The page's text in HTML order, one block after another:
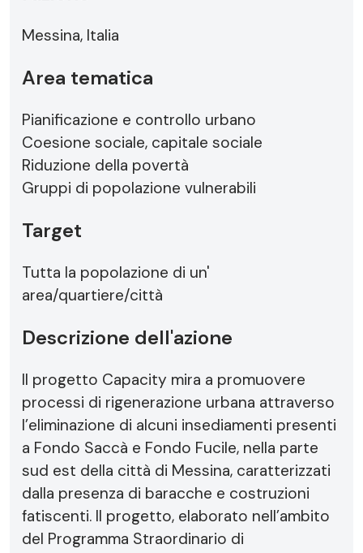
Messina, Italia
Area tematica
Pianificazione e controllo urbano
Coesione sociale, capitale sociale
Riduzione della povertà
Gruppi di popolazione vulnerabili
Target
Tutta la popolazione di un'
area/quartiere/città
Descrizione dell'azione
Il progetto Capacity mira a promuovere
processi di rigenerazione urbana attraverso
l’eliminazione di alcuni insediamenti presenti
a Fondo Saccà e Fondo Fucile, nella parte
sud est della città di Messina, caratterizzati
dalla presenza di baracche e costruzioni
fatiscenti. Il progetto, elaborato nell’ambito
del Programma Straordinario di